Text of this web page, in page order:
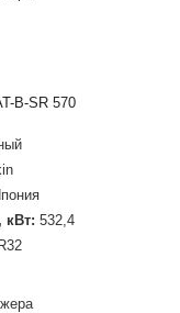
B-SR 570
кВт: 532,4